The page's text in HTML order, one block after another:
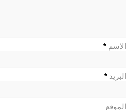
الإسم *
البريد *
الموقع